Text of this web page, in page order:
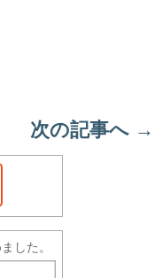
次の記事へ →
した。